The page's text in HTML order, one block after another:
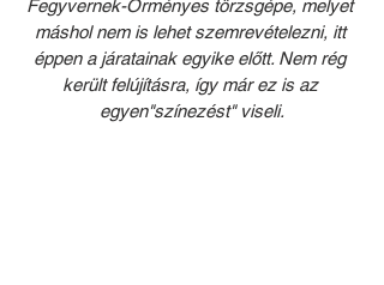
Fegyvernek-Örményes törzsgépe, melyet
máshol nem is lehet szemrevételezni, itt
éppen a járatainak egyike előtt. Nem rég
került felújításra, így már ez is az
egyen"színezést" viseli.